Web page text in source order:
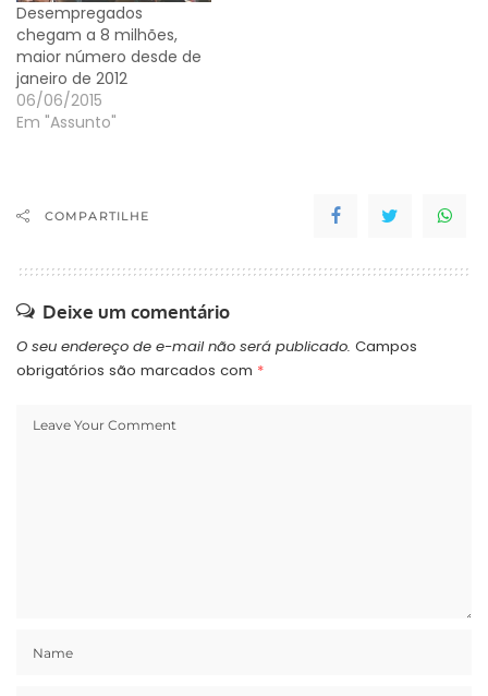
Desempregados
chegam a 8 milhões,
maior número desde de
janeiro de 2012
06/06/2015
Em "Assunto"
COMPARTILHE
Deixe um comentário
O seu endereço de e-mail não será publicado. Campos
obrigatórios são marcados com *